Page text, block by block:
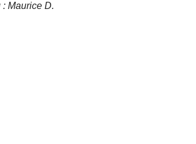
Maurice D.